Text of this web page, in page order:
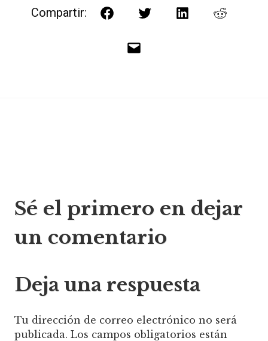
Compartir: FacebookTwitterLinkedInReddit
Correo
de
Sé el primero en dejar
un comentario
Deja una respuesta
Tu dirección de correo electrónico no será
publicada. Los campos obligatorios están